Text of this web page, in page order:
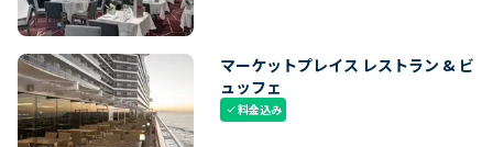
マーケットプレイス レストラン & ビ
ュッフェ
check料金込み